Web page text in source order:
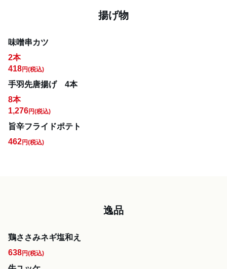
揚げ物
味噌串カツ
2本
418円(税込)
手羽先唐揚げ 4本
8本
1,276円(税込)
旨辛フライドポテト
462円(税込)
逸品
鶏ささみネギ塩和え
638円(税込)